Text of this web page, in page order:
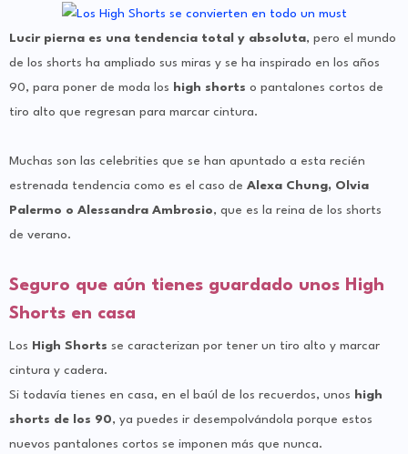
Lucir pierna es una tendencia total y absoluta, pero el mundo
de los shorts ha ampliado sus miras y se ha inspirado en los años
90, para poner de moda los high shorts o pantalones cortos de
tiro alto que regresan para marcar cintura.
Muchas son las celebrities que se han apuntado a esta recién
estrenada tendencia como es el caso de Alexa Chung, Olvia
Palermo o Alessandra Ambrosio, que es la reina de los shorts
de verano.
Seguro que aún tienes guardado unos High
Shorts en casa
Los High Shorts se caracterizan por tener un tiro alto y marcar
cintura y cadera.
Si todavía tienes en casa, en el baúl de los recuerdos, unos high
shorts de los 90, ya puedes ir desempolvándola porque estos
nuevos pantalones cortos se imponen más que nunca.